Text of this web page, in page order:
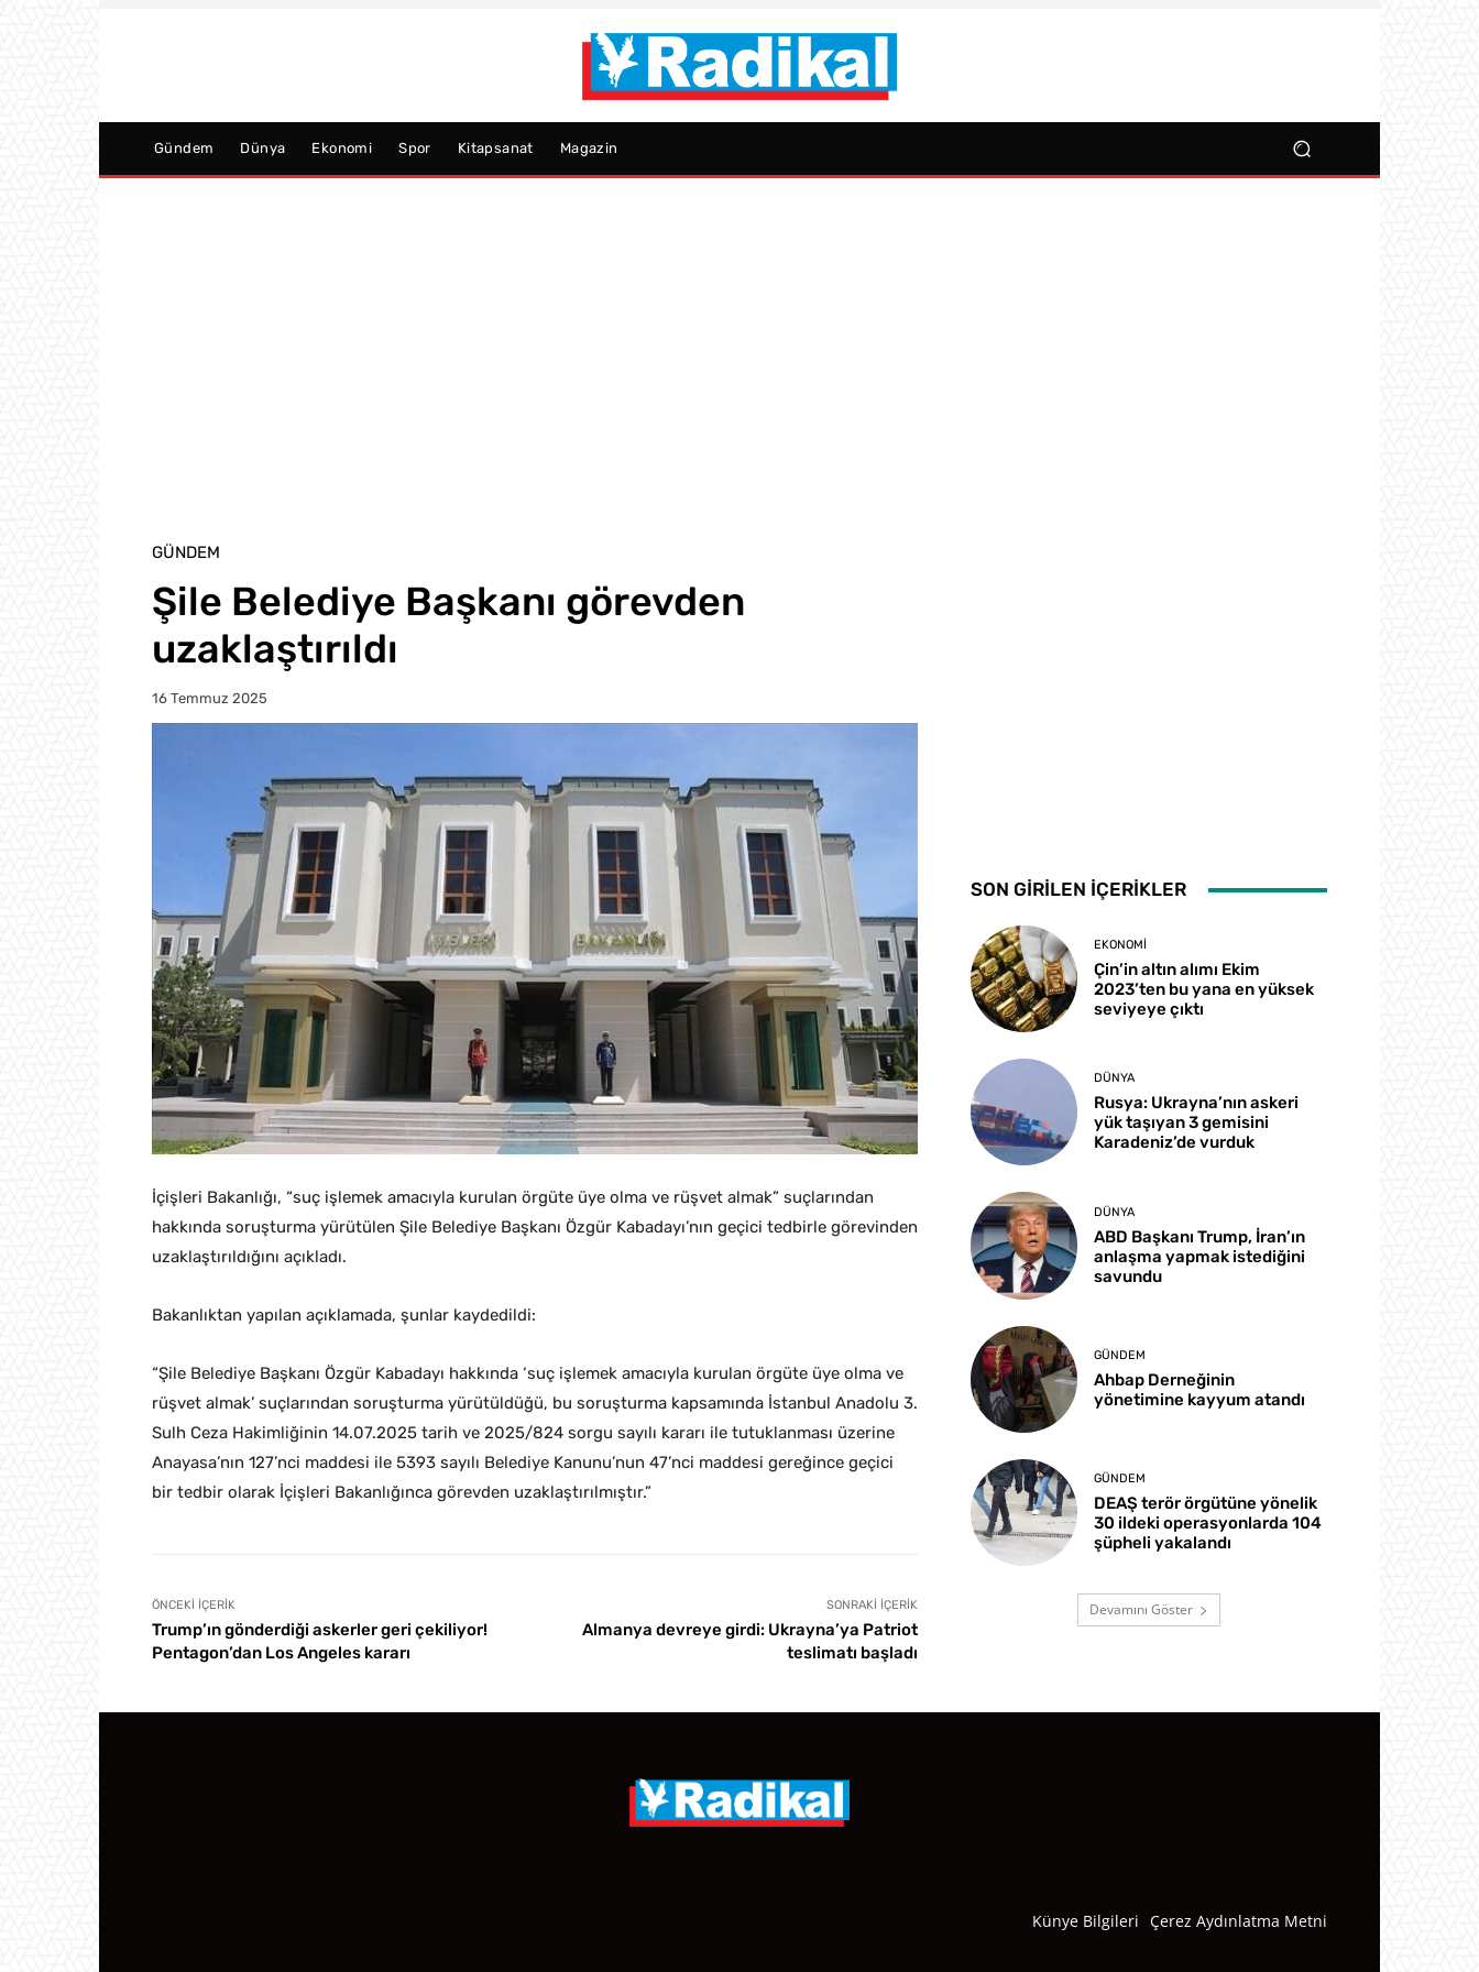
Gündem Dünya Ekonomi Spor Kitapsanat Magazin
GÜNDEM
Şile Belediye Başkanı görevden
uzaklaştırıldı
16 Temmuz 2025
İçişleri Bakanlığı, “suç işlemek amacıyla kurulan örgüte üye olma ve rüşvet almak” suçlarından
hakkında soruşturma yürütülen Şile Belediye Başkanı Özgür Kabadayı’nın geçici tedbirle görevinden
uzaklaştırıldığını açıkladı.
Bakanlıktan yapılan açıklamada, şunlar kaydedildi:
“Şile Belediye Başkanı Özgür Kabadayı hakkında ‘suç işlemek amacıyla kurulan örgüte üye olma ve
rüşvet almak’ suçlarından soruşturma yürütüldüğü, bu soruşturma kapsamında İstanbul Anadolu 3.
Sulh Ceza Hakimliğinin 14.07.2025 tarih ve 2025/824 sorgu sayılı kararı ile tutuklanması üzerine
Anayasa’nın 127’nci maddesi ile 5393 sayılı Belediye Kanunu’nun 47’nci maddesi gereğince geçici
bir tedbir olarak İçişleri Bakanlığınca görevden uzaklaştırılmıştır.”
ÖNCEKI İÇERIK
Trump’ın gönderdiği askerler geri çekiliyor!
Pentagon’dan Los Angeles kararı
SONRAKI İÇERIK
Almanya devreye girdi: Ukrayna’ya Patriot
teslimatı başladı
SON GİRİLEN İÇERİKLER
EKONOMI
Çin’in altın alımı Ekim
2023’ten bu yana en yüksek
seviyeye çıktı
DÜNYA
Rusya: Ukrayna’nın askeri
yük taşıyan 3 gemisini
Karadeniz’de vurduk
DÜNYA
ABD Başkanı Trump, İran’ın
anlaşma yapmak istediğini
savundu
GÜNDEM
Ahbap Derneğinin
yönetimine kayyum atandı
GÜNDEM
DEAŞ terör örgütüne yönelik
30 ildeki operasyonlarda 104
şüpheli yakalandı
Devamını Göster
Künye Bilgileri Çerez Aydınlatma Metni